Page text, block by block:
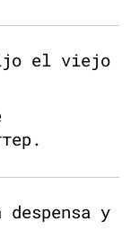
el viejo
y